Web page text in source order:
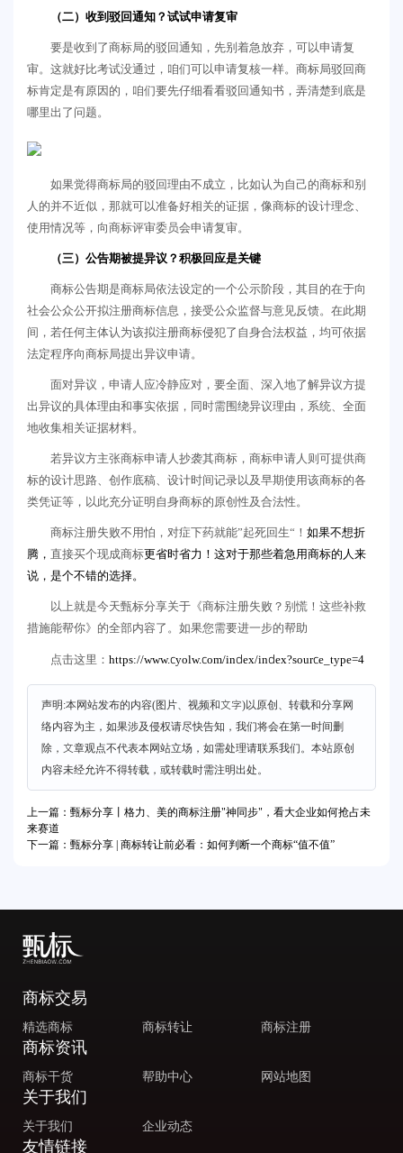
（二）收到驳回通知？试试申请复审
要是收到了商标局的驳回通知，先别着急放弃，可以申请复
审。这就好比考试没通过，咱们可以申请复核一样。商标局驳回商
标肯定是有原因的，咱们要先仔细看看驳回通知书，弄清楚到底是
哪里出了问题。
如果觉得商标局的驳回理由不成立，比如认为自己的商标和别
人的并不近似，那就可以准备好相关的证据，像商标的设计理念、
使用情况等，向商标评审委员会申请复审。
（三）公告期被提异议？积极回应是关键
商标公告期是商标局依法设定的一个公示阶段，其目的在于向
社会公众公开拟注册商标信息，接受公众监督与意见反馈。在此期
间，若任何主体认为该拟注册商标侵犯了自身合法权益，均可依据
法定程序向商标局提出异议申请。
面对异议，申请人应冷静应对，要全面、深入地了解异议方提
出异议的具体理由和事实依据，同时需围绕异议理由，系统、全面
地收集相关证据材料。
若异议方主张商标申请人抄袭其商标，商标申请人则可提供商
标的设计思路、创作底稿、设计时间记录以及早期使用该商标的各
类凭证等，以此充分证明自身商标的原创性及合法性。
商标注册失败不用怕，对症下药就能”起死回生“！ 如果不想折
腾， 直接买个现成商标更省时省力！ 这对于那些着急用商标的人来
说，是个不错的选择。
以上就是今天甄标分享关于《商标注册失败？别慌！这些补救
措施能帮你》的全部内容了。如果您需要进一步的帮助
点击这里： https://www.cyolw.com/index/index?source_type=4
声明:本网站发布的内容(图片、视频和文字)以原创、转载和分享网
络内容为主，如果涉及侵权请尽快告知，我们将会在第一时间删
除，文章观点不代表本网站立场，如需处理请联系我们。本站原创
内容未经允许不得转载，或转载时需注明出处。
上一篇：甄标分享丨格力、美的商标注册"神同步"，看大企业如何抢占未
来赛道
下一篇：甄标分享 | 商标转让前必看：如何判断一个商标“值不值”
商标交易
精选商标 商标转让 商标注册
商标资讯
商标干货 帮助中心 网站地图
关于我们
关于我们 企业动态
友情链接